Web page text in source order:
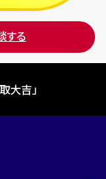
する
大吉」